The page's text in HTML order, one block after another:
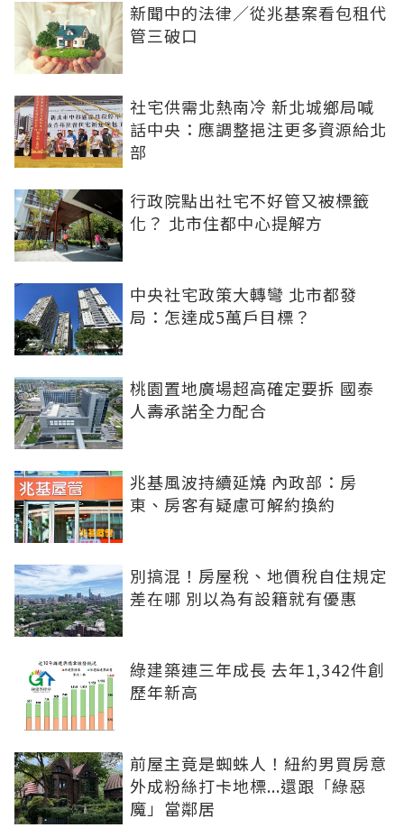
新聞中的法律／從兆基案看包租代
管三破口
社宅供需北熱南冷 新北城鄉局喊
話中央：應調整挹注更多資源給北
部
行政院點出社宅不好管又被標籤
化？ 北市住都中心提解方
中央社宅政策大轉彎 北市都發
局：怎達成5萬戶目標？
桃園置地廣場超高確定要拆 國泰
人壽承諾全力配合
兆基風波持續延燒 內政部：房
東、房客有疑慮可解約換約
別搞混！房屋稅、地價稅自住規定
差在哪 別以為有設籍就有優惠
綠建築連三年成長 去年1,342件創
歷年新高
前屋主竟是蜘蛛人！紐約男買房意
外成粉絲打卡地標...還跟「綠惡
魔」當鄰居